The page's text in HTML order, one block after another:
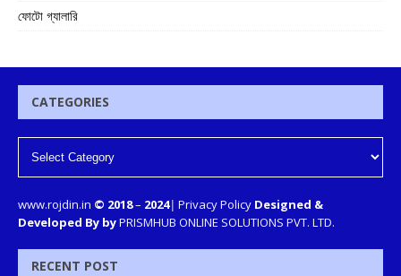
ফোটো গ্যালারি
CATEGORIES
www.rojdin.in © 2018– 2024| Privacy Policy Designed &
Developed By byPRISMHUB ONLINE SOLUTIONS PVT. LTD.
RECENT POST